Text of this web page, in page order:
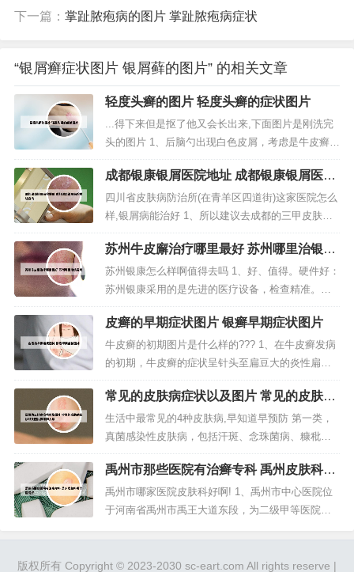
下一篇： 掌趾脓疱病的图片 掌趾脓疱病症状
“银屑癣症状图片 银屑藓的图片” 的相关文章
轻度头癣的图片 轻度头癣的症状图片
...得下来但是抠了他又会长出来,下面图片是刚洗完
头的图片 1、后脑勺出现白色皮屑，考虑是牛皮癣，
头癣，脂溢性皮炎等，建议及时挂皮肤科就诊，使
用杀菌消炎的药物治疗，注意个人卫生，避免吃辛
辣刺激性食物，不要使用刺激性染发剂。2、天天洗
头没问题，只要不让头发洗得太干就可以了。一般
中性发质约2到3天洗一次...
成都银康银屑医院地址 成都银康银屑医院
地址查询
四川省皮肤病防治所(在青羊区四道街)这家医院怎么
样,银屑病能治好 1、所以建议去成都的三甲皮肤
科，或者成都当地的专业的正规的皮肤病医院确诊
治疗，不要盲目的滥用药物，以免加重牛皮癣。2、
您好，一般不能，只能调理 银屑病通过治疗能够控
制病情，但疾病容易反复，因此完全治愈的几率较
低。生活中应重视心理治疗，...
苏州牛皮廨治疗哪里最好 苏州哪里治银屑
病
苏州银康怎么样啊值得去吗 1、好、值得。硬件好：
苏州银康采用的是先进的医疗设备，检查精准。疗
效好：在苏州银康诊治的皮肤银屑病患者都已好
转，治疗效果很好。所以该医院很值得去。2、私
人。苏州银康是非政府公办的，具有私人性质的医
院，银康医院由非营利机构，享受政府补助，但是
还是属于私人医院。3、苏州银康置业...
皮癣的早期症状图片 银癣早期症状图片
牛皮癣的初期图片是什么样的??? 1、在牛皮癣发病
的初期，牛皮癣的症状呈针头至扁豆大的炎性扁平
丘疹，随着时间的推移，患处会逐渐增大为钱币大
小，并且会出现很多银白色的鳞屑。牛皮癣患者会
继发红皮病型银屑病，有时会有少量渗液，附有湿
性鳞屑。2、牛皮癣（Psoriasis）是一种常见的慢性
皮肤病，又称银屑病...
常见的皮肤病症状以及图片 常见的皮肤病
症状以及图片和用药方法
生活中最常见的4种皮肤病,早知道早预防 第一类，
真菌感染性皮肤病，包括汗斑、念珠菌病、糠秕孢
子菌性毛囊炎。 第二类，细菌性的皮肤病，包括脓
疱疮、丹毒、类丹毒。 第三类，动物性皮肤病，包
括疥疮、虫咬皮炎等等；。病毒性皮肤病最常见的
包括疱疹、单纯疱疹、水痘和带状疱疹，还有由各
禹州市那些医院有治癣专科 禹州皮肤科哪
个医院好
禹州市哪家医院皮肤科好啊! 1、禹州市中心医院位
于河南省禹州市禹王大道东段，为二级甲等医院。
急救、康复等为一体的二级综合性医院。2、效果很
版权所有 Copyright © 2023-2030 sc-eart.com All rights reserve |